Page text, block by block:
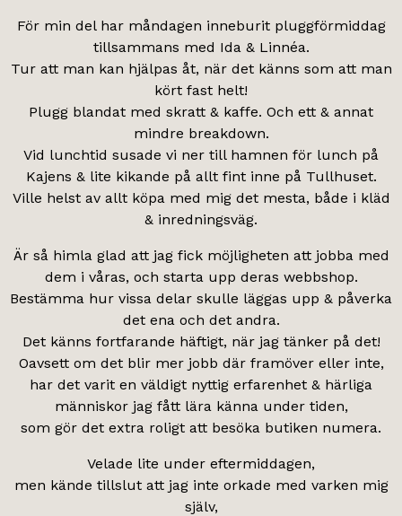
För min del har måndagen inneburit pluggförmiddag
tillsammans med Ida & Linnéa.
Tur att man kan hjälpas åt, när det känns som att man
kört fast helt!
Plugg blandat med skratt & kaffe. Och ett & annat
mindre breakdown.
Vid lunchtid susade vi ner till hamnen för lunch på
Kajens & lite kikande på allt fint inne på Tullhuset.
Ville helst av allt köpa med mig det mesta, både i kläd
& inredningsväg.
Är så himla glad att jag fick möjligheten att jobba med
dem i våras, och starta upp deras webbshop.
Bestämma hur vissa delar skulle läggas upp & påverka
det ena och det andra.
Det känns fortfarande häftigt, när jag tänker på det!
Oavsett om det blir mer jobb där framöver eller inte,
har det varit en väldigt nyttig erfarenhet & härliga
människor jag fått lära känna under tiden,
som gör det extra roligt att besöka butiken numera.
Velade lite under eftermiddagen,
men kände tillslut att jag inte orkade med varken mig
själv,